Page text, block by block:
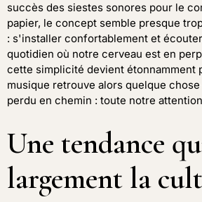
succès des siestes sonores pour le
papier, le concept semble presque
: s'installer confortablement et
quotidien où notre cerveau est en
cette simplicité devient étonnamment
musique retrouve alors quelque
perdu en chemin : toute notre
Une tendance
largement la